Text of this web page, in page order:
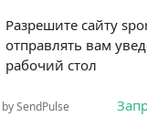
Разрешите сайту
отправлять вам
рабочий стол
SendPulse
«Анри»